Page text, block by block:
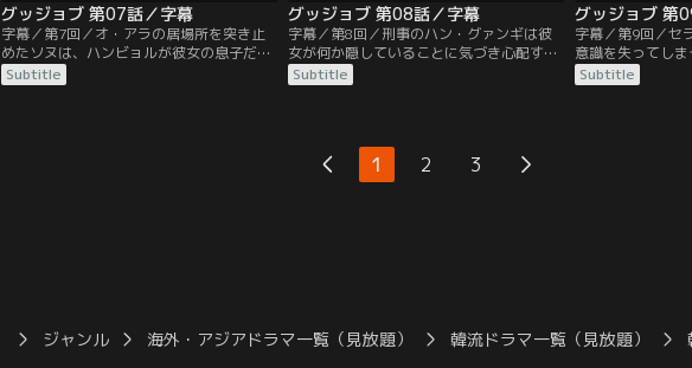
グッジョブ 第07話／字幕
字幕／第7回／オ・アラの居場所を突き止
めたソヌは、ハンビョルが彼女の息子だと
言い当てる。オ・アラから事件の真相を聞
き出すが、肝心の“女王の涙”を持っていた
Subtitle
グッジョブ 第08話／字幕
字幕／第8回／刑事のハン・グァンギは彼
女が何か隠していることに気づき心配す
る。一方、セラの妹分ハン・スアがジンモ
の事務所に訪ねてきて、ある依頼をする。
て連絡も取れない。苛立つソヌだったが、
ジンモには心当たりがあり…。
Subtitle
グッジョブ 第
字幕／第9回／セ
意識を失ってし
たちの行動を分
クラブへ潜入。
Subtitle
1 2 3
ジャンル 海外・アジアドラマ一覧（見放題） 韓流ドラマ一覧（見放題）